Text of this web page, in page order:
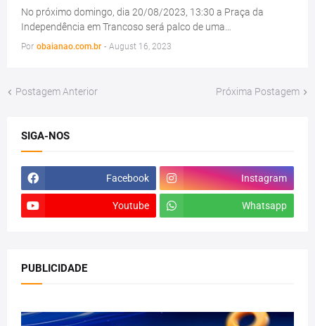
No próximo domingo, dia 20/08/2023, 13:30 a Praça da
Independência em Trancoso será palco de uma…
Por obaianao.com.br - August 16, 2023
Postagem Anterior Próxima Postagem
SIGA-NOS
Facebook Instagram
Youtube Whatsapp
PUBLICIDADE